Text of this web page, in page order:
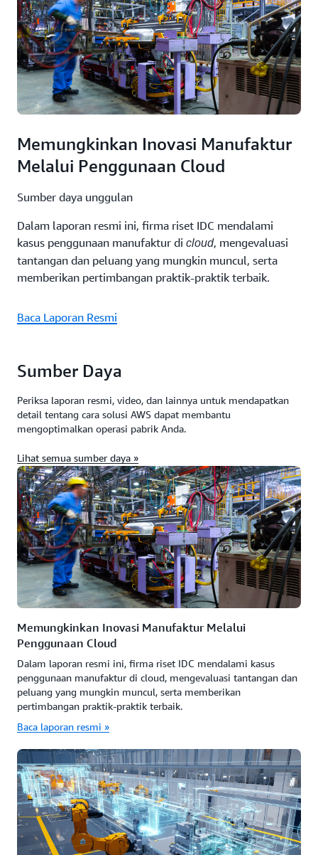
Memungkinkan Inovasi Manufaktur
Melalui Penggunaan Cloud
Sumber daya unggulan
Dalam laporan resmi ini, firma riset IDC mendalami
kasus penggunaan manufaktur di cloud, mengevaluasi
tantangan dan peluang yang mungkin muncul, serta
memberikan pertimbangan praktik-praktik terbaik.
Baca Laporan Resmi
Sumber Daya
Periksa laporan resmi, video, dan lainnya untuk mendapatkan
detail tentang cara solusi AWS dapat membantu
mengoptimalkan operasi pabrik Anda.
Lihat semua sumber daya »
Memungkinkan Inovasi Manufaktur Melalui
Penggunaan Cloud
Dalam laporan resmi ini, firma riset IDC mendalami kasus
penggunaan manufaktur di cloud, mengevaluasi tantangan dan
peluang yang mungkin muncul, serta memberikan
pertimbangan praktik-praktik terbaik.
Baca laporan resmi »